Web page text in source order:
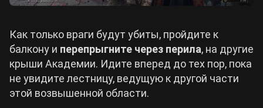
Как только враги будут убиты, пройдите к
балкону и перепрыгните через перила, на другие
крыши Академии. Идите вперед до тех пор, пока
не увидите лестницу, ведущую к другой части
этой возвышенной области.